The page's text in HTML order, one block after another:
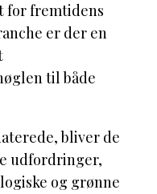
for fremtidens
er der en
til både
bliver de
udfordringer,
og grønne